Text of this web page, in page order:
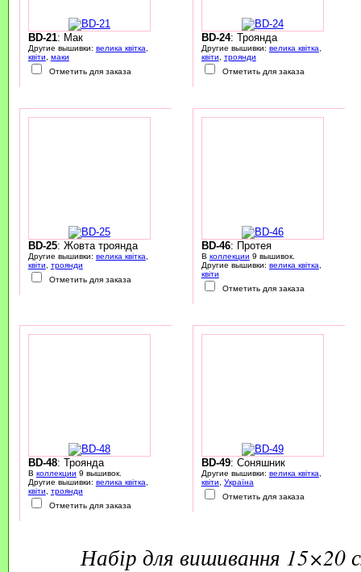
BD-21: Мак
Другие вышивки: велика квітка
квіти
маки
Отметить для заказа
BD-24: Троянда
Другие вышивки: велика квітка
квіти
троянди
Отметить для заказа
BD-25: Жовта троянда
Другие вышивки: велика квітка
квіти
троянди
Отметить для заказа
BD-46: Протея
В коллекции 9 вышивок.
Другие вышивки: велика квітка
квіти
Отметить для заказа
BD-48: Троянда
В коллекции 9 вышивок.
Другие вышивки: велика квітка
квіти
троянди
Отметить для заказа
BD-49: Соняшник
Другие вышивки: велика квітка
квіти
Україна
Отметить для заказа
набір для вишивання